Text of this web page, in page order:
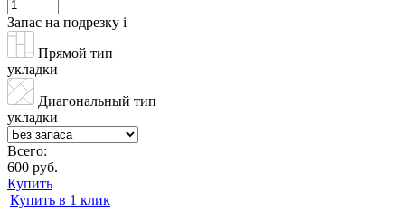
Запас на подрезку i
Прямой тип
укладки
Диагональный тип
укладки
Всего:
600 руб.
Купить
Купить в 1 клик